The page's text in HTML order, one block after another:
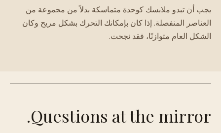
يجب أن تبدو ملابسك كوحدة متماسكة بدلاً من مجموعة من
العناصر المنفصلة. إذا كان بإمكانك التحرك بشكل مريح وكان
الشكل العام متوازنًا، فقد نجحت.
Questions at the mirror.